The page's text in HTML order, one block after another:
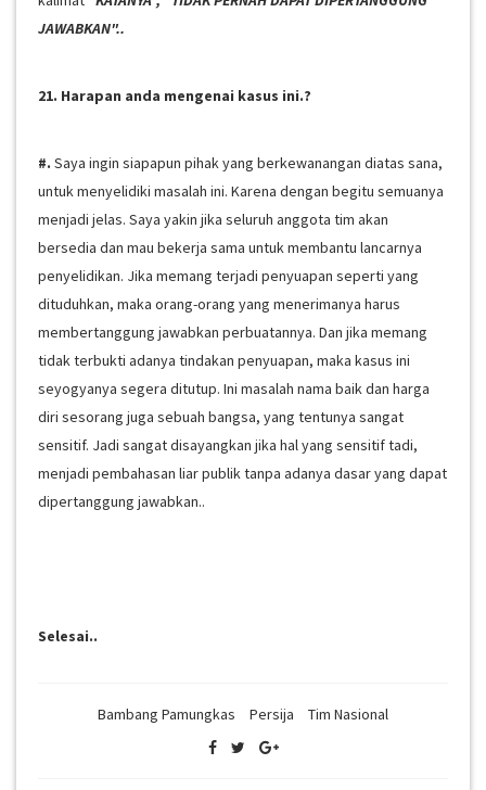
JAWABKAN"..
21. Harapan anda mengenai kasus ini.?
#. Saya ingin siapapun pihak yang berkewanangan diatas sana,
untuk menyelidiki masalah ini. Karena dengan begitu semuanya
menjadi jelas. Saya yakin jika seluruh anggota tim akan
bersedia dan mau bekerja sama untuk membantu lancarnya
penyelidikan. Jika memang terjadi penyuapan seperti yang
dituduhkan, maka orang-orang yang menerimanya harus
membertanggung jawabkan perbuatannya. Dan jika memang
tidak terbukti adanya tindakan penyuapan, maka kasus ini
seyogyanya segera ditutup. Ini masalah nama baik dan harga
diri sesorang juga sebuah bangsa, yang tentunya sangat
sensitif. Jadi sangat disayangkan jika hal yang sensitif tadi,
menjadi pembahasan liar publik tanpa adanya dasar yang dapat
dipertanggung jawabkan..
Selesai..
Bambang Pamungkas Persija Tim Nasional